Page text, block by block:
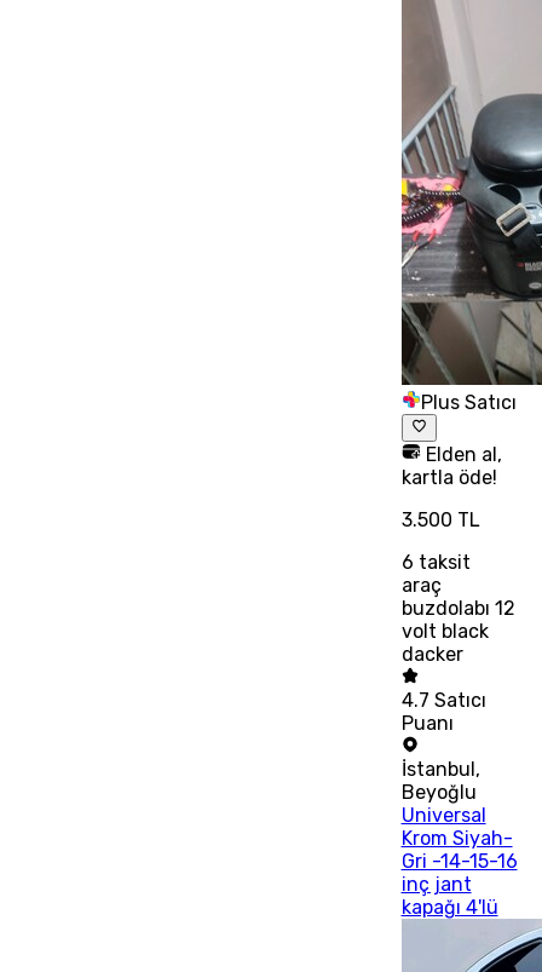
Plus Satıcı
Elden al,
kartla öde!
3.500 TL
6 taksit
araç
buzdolabı 12
volt black
dacker
4.7 Satıcı
Puanı
İstanbul,
Beyoğlu
Universal
Krom Siyah-
Gri -14-15-16
inç jant
kapağı 4'lü